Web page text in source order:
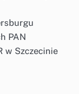
PAN
w Szczecinie